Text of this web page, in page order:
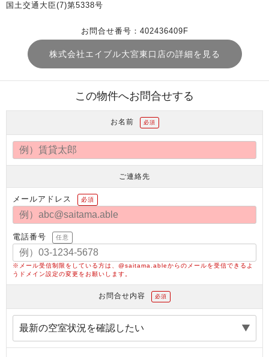
国土交通大臣(7)第5338号
お問合せ番号：402436409F
株式会社エイブル大宮東口店の詳細を見る
この物件へお問合せする
お名前 必須
ご連絡先
メールアドレス 必須
電話番号 任意
※メール受信制限をしている方は、@saitama.ableからのメールを受信できるよ
うドメイン設定の変更をお願いします。
お問合せ内容 必須